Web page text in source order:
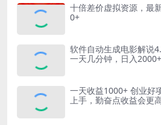
十倍差价虚拟资源，最
0+
软件自动生成电影解说
一天几分钟，日入2000+
一天收益1000+ 创业好
上手，勤奋点收益会更